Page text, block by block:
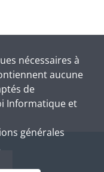
nécessaires à
aucune
de
Informatique et
générales